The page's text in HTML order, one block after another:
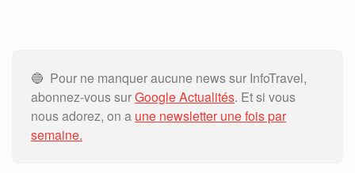
🔵 Pour ne manquer aucune news sur InfoTravel,
abonnez-vous surGoogle Actualités. Et si vous
nous adorez, on a une newsletter une fois par
semaine.